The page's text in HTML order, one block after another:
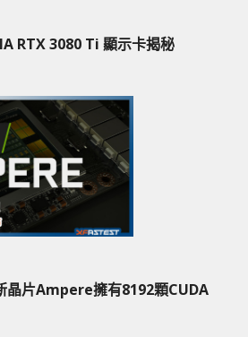
RTX 3080 Ti 顯示卡揭秘
晶片Ampere擁有8192顆CUDA